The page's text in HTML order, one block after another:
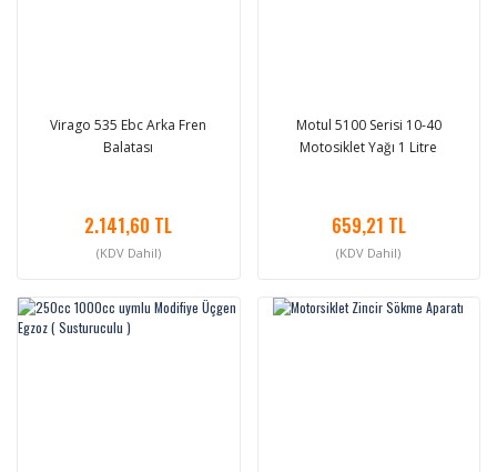
Virago 535 Ebc Arka Fren
Balatası
2.141,60 TL
(KDV Dahil)
Motul 5100 Serisi 10-40
Motosiklet Yağı 1 Litre
659,21 TL
(KDV Dahil)